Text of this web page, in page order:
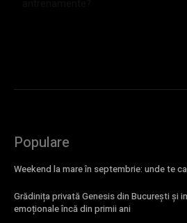
Populare
Weekend la mare în septembrie: unde te
Grădinița privată Genesis din București și
emoționale încă din primii ani